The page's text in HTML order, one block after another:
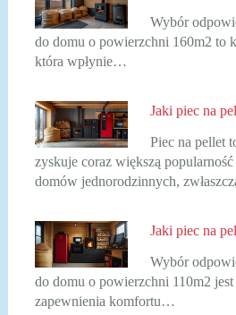
Wybór
do domu o powierzchni 160m2 to
która wpłynie…
Jaki piec na
Piec na pellet
zyskuje coraz większą
domów jednorodzinnych,
Jaki piec na
Wybór
do domu o powierzchni 110m2
zapewnienia komfortu…